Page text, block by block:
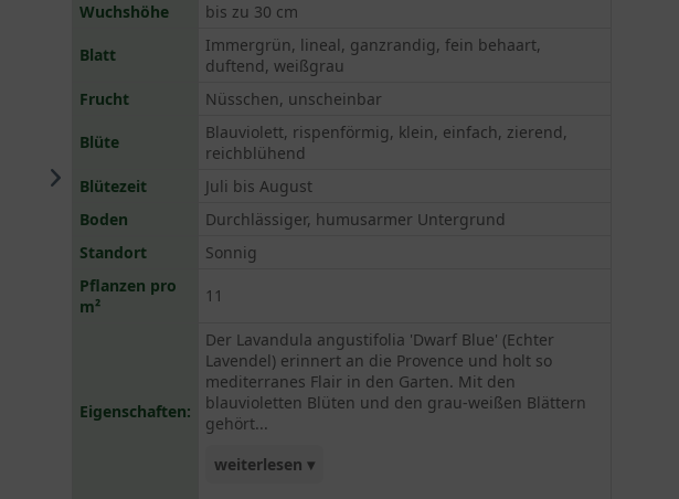
Wuchshöhe
bis zu 30 cm
Blatt
Immergrün, lineal, ganzrandig, fein behaart,
duftend, weißgrau
Frucht
Nüsschen, unscheinbar
Blüte
Blauviolett, rispenförmig, klein, einfach, zierend,
reichblühend
Blütezeit
Juli bis August
Boden
Durchlässiger, humusarmer Untergrund
Standort
Sonnig
Pflanzen pro
m²
11
Eigenschaften:
Der Lavandula angustifolia 'Dwarf Blue' (Echter
Lavendel) erinnert an die Provence und holt so
mediterranes Flair in den Garten. Mit den
blauvioletten Blüten und den grau-weißen Blättern
gehört...
weiterlesen ▾